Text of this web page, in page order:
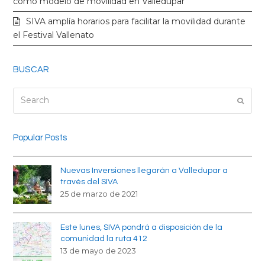
k
a
SIVA amplía horarios para facilitar la movilidad durante
el Festival Vallenato
BUSCAR
Popular Posts
Nuevas Inversiones llegarán a Valledupar a
través del SIVA
25 de marzo de 2021
Este lunes, SIVA pondrá a disposición de la
comunidad la ruta 412
13 de mayo de 2023